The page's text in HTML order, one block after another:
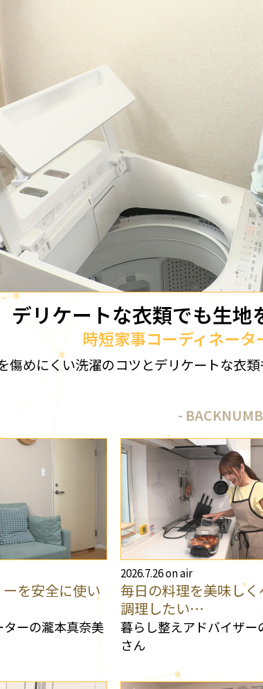
デリケートな衣類でも生
時短家事コーディネー
傷めにくい洗濯のコツとデリケートな衣
を安全に使い
ーの瀧本真奈美
2026.7.26 on air
毎日の料理を美味しく
調理したい…
暮らし整えアドバイザー
さん